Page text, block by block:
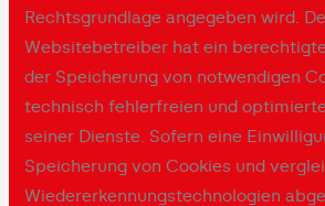
Rechtsgrundlage angegeben wird.
Websitebetreiber hat ein
der Speicherung von notwendigen
technisch fehlerfreien und
seiner Dienste. Sofern eine
Speicherung von Cookies und
Wiedererkennungstechnologien